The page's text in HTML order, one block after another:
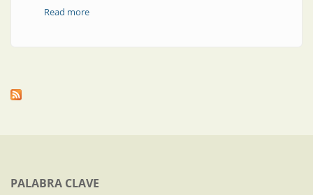
Read moreabout Producto | Calles y plazas más bonitas con
PALABRA CLAVE